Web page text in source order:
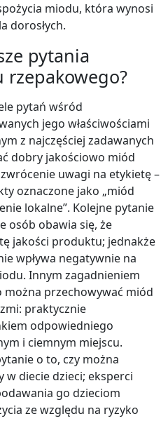
miodu, która wynosi
dorosłych.
pytania
rzepakowego?
pytań wśród
jego właściwościami
z najczęściej zadawanych
dobry jakościowo miód
uwagi na etykietę –
oznaczone jako „miód
lokalne”. Kolejne pytanie
osób obawia się, że
jakości produktu; jednakże
wpływa negatywnie na
Innym zagadnieniem
można przechowywać miód
praktycznie
odpowiedniego
i ciemnym miejscu.
o to, czy można
diecie dzieci; eksperci
go dzieciom
ze względu na ryzyko